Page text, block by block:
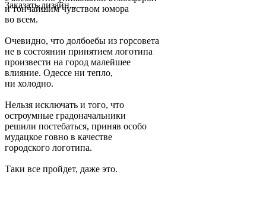
и тончайшим чувством юмора
во всем.
Очевидно, что долбоебы из горсовета
не в состоянии принятием логотипа
произвести на город малейшее
влияние. Одессе ни тепло,
ни холодно.
Нельзя исключать и того, что
остроумные градоначальники
решили постебаться, приняв особо
мудацкое говно в качестве
городского логотипа.
Таки все пройдет, даже это.
Заказать дизайн...